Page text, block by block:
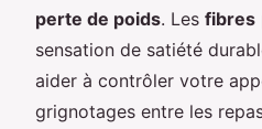
perte de poids. Les fibres
sensation de satiété
aider à contrôler votre
grignotages entre les